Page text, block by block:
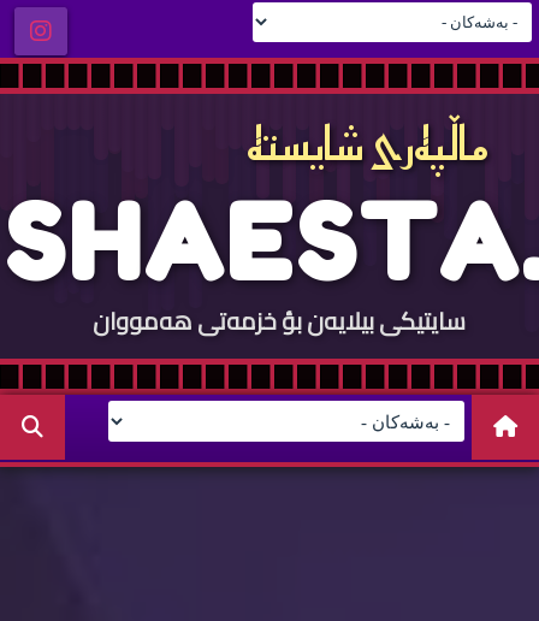
ماڵپه‌ری شایسته‌
SHAESTA.
COM
سایتيكی بيلایه‌ن بؤ خزمه‌تی هه‌مووان